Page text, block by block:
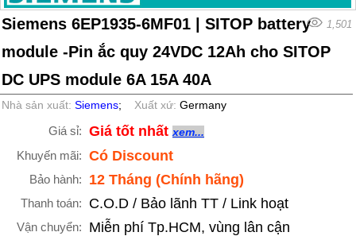
Siemens 6EP1935-6MF01 | SITOP battery
module -Pin ắc quy 24VDC 12Ah cho SITOP
DC UPS module 6A 15A 40A
1,501
Nhà sản xuất:Siemens; Xuất xứ:Germany
Giá sỉ: Giá tốt nhất xem...
Khuyến mãi: Có Discount
Bảo hành: 12 Tháng (Chính hãng)
Thanh toán: C.O.D / Bảo lãnh TT / Link hoạt
Vận chuyển: Miễn phí Tp.HCM, vùng lân cận